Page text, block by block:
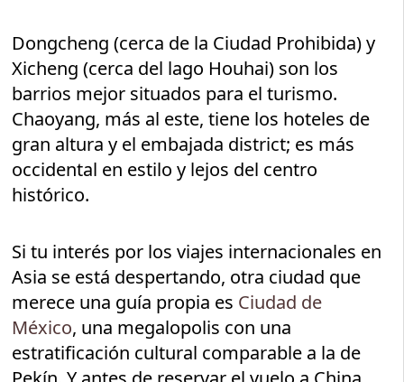
Dongcheng (cerca de la Ciudad Prohibida) y
Xicheng (cerca del lago Houhai) son los
barrios mejor situados para el turismo.
Chaoyang, más al este, tiene los hoteles de
gran altura y el embajada district; es más
occidental en estilo y lejos del centro
histórico.
Si tu interés por los viajes internacionales en
Asia se está despertando, otra ciudad que
merece una guía propia es Ciudad de
México, una megalopolis con una
estratificación cultural comparable a la de